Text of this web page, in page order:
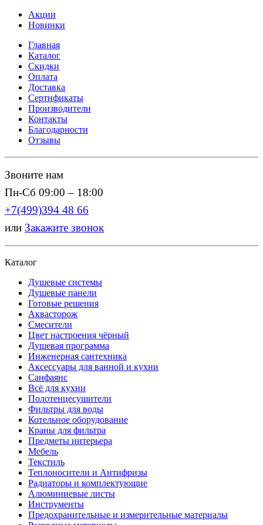
Акции
Новинки
Главная
Каталог
Скидки
Оплата
Доставка
Сертификаты
Производители
Контакты
Благодарности
Отзывы
Звоните нам
Пн-Сб 09:00 – 18:00
+7(499)394 48 66
или Закажите звонок
Каталог
Душевые системы
Душевые панели
Готовые решения
Аквасторож
Смесители
Цвет настроения чёрный
Душевая программа
Инженерная сантехника
Аксессуары для ванной и кухни
Санфаянс
Всё для кухни
Полотенцесушители
Фильтры для воды
Котельное оборудование
Краны для фильтра
Предметы интерьера
Мебель
Текстиль
Теплоносители и Антифризы
Радиаторы и комплектующие
Алюминиевые листы
Инструменты
Предохранительные и измерительные материалы